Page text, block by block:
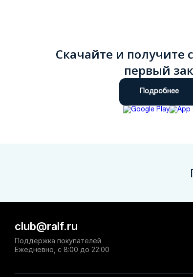
Скачайте и получите
первый
Подробнее
club@ralf.ru
Поддержка покупателей
Ежедневно, с 8:00 до 22:00